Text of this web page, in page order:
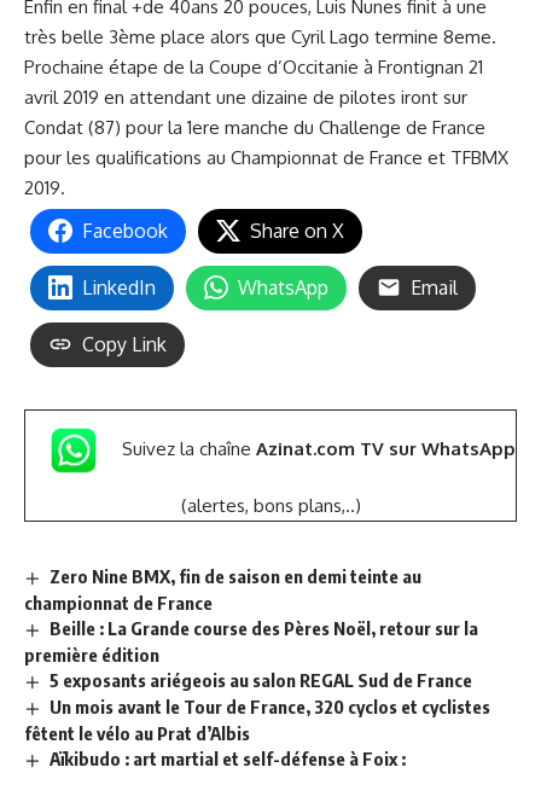
Enfin en final +de 40ans 20 pouces, Luis Nunes finit à une
très belle 3ème place alors que Cyril Lago termine 8eme.
Prochaine étape de la Coupe d’Occitanie à Frontignan 21
avril 2019 en attendant une dizaine de pilotes iront sur
Condat (87) pour la 1ere manche du Challenge de France
pour les qualifications au Championnat de France et TFBMX
2019.
Facebook Share on X
LinkedIn WhatsApp Email
Copy Link
Suivez la chaîne Azinat.com TV sur WhatsApp
(alertes, bons plans,..)
Zero Nine BMX, fin de saison en demi teinte au
championnat de France
Beille : La Grande course des Pères Noël, retour sur la
première édition
5 exposants ariégeois au salon REGAL Sud de France
Un mois avant le Tour de France, 320 cyclos et cyclistes
fêtent le vélo au Prat d’Albis
Aïkibudo : art martial et self-défense à Foix :